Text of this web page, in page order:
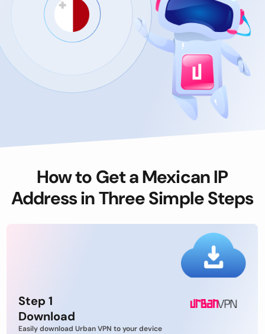
How to Get a Mexican IP
Address in Three Simple Steps
Step 1
Download
Easily download Urban VPN to your device